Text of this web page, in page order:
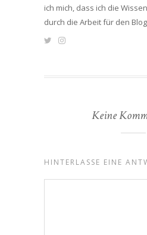
ich mich, dass ich die
durch die Arbeit für den
Keine
HINTERLASSE EINE